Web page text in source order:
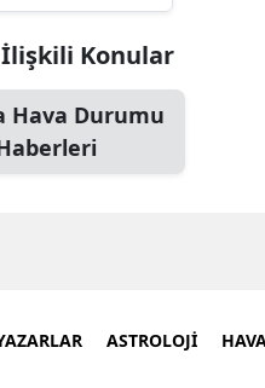
Konular
Hava Durumu
ASTROLOJİ